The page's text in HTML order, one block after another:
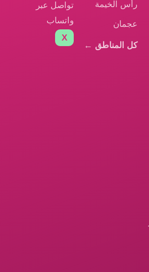
رأس الخيمة
عجمان
كل المناطق ←
تواصل عبر
واتساب
X